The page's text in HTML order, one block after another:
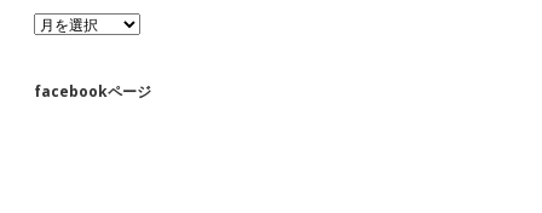
ア
ー
イ
facebookページ